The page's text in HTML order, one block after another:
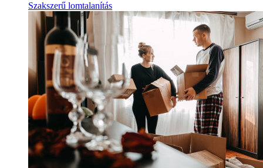
Szakszerű lomtalanítás